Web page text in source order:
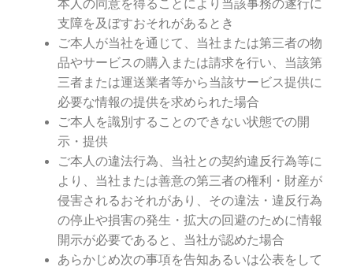
本人の同意を得ることにより当該事務の遂行に
支障を及ぼすおそれがあるとき
ご本人が当社を通じて、当社または第三者の物
品やサービスの購入または請求を行い、当該第
三者または運送業者等から当該サービス提供に
必要な情報の提供を求められた場合
ご本人を識別することのできない状態での開
示・提供
ご本人の違法行為、当社との契約違反行為等に
より、当社または善意の第三者の権利・財産が
侵害されるおそれがあり、その違法・違反行為
の停止や損害の発生・拡大の回避のために情報
開示が必要であると、当社が認めた場合
あらかじめ次の事項を告知あるいは公表をして